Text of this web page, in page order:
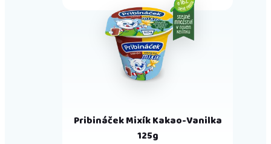
Pribináček Mixík Kakao-Vanilka
125g